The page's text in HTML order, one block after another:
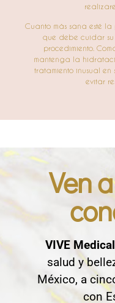
Cuanto más sana esté la
que debe cuidar
procedimiento.
mantenga la
tratamiento inusual
evitar
Ven
VIVE
salud y
México, a
con